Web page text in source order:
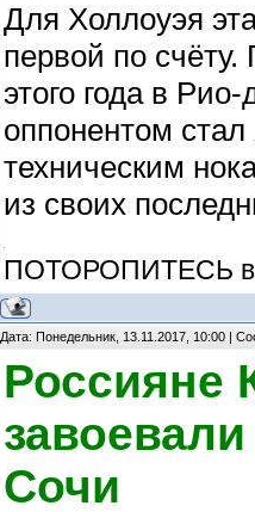
Для Холлоуэя
первой по
этого года в
оппонентом
техническим
из своих
ПОТОРОПИТЕСЬ
Дата: Понедельник, 13.11.2017, 10:00 |
Россияне
Сочи